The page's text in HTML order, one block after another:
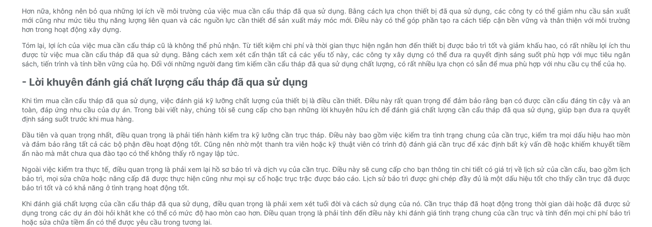
Hơn nữa, không nên bỏ qua những lợi ích về môi trường của việc mua cần cẩu tháp đã qua sử dụng. Bằng cách lựa chọn thiết bị đã qua sử dụng, các công ty có thể giảm nhu cầu sản xuất
mới cũng như mức tiêu thụ năng lượng liên quan và các nguồn lực cần thiết để sản xuất máy móc mới. Điều này có thể góp phần tạo ra cách tiếp cận bền vững và thân thiện với môi trường
hơn trong hoạt động xây dựng.
Tóm lại, lợi ích của việc mua cần cẩu tháp cũ là không thể phủ nhận. Từ tiết kiệm chi phí và thời gian thực hiện ngắn hơn đến thiết bị được bảo trì tốt và giảm khấu hao, có rất nhiều lợi ích thu
được từ việc mua cần cẩu tháp đã qua sử dụng. Bằng cách xem xét cẩn thận tất cả các yếu tố này, các công ty xây dựng có thể đưa ra quyết định sáng suốt phù hợp với mục tiêu ngân
sách, tiến trình và tính bền vững của họ. Đối với những người đang tìm kiếm cần cẩu tháp đã qua sử dụng chất lượng, có rất nhiều lựa chọn có sẵn để mua phù hợp với nhu cầu cụ thể của họ.
- Lời khuyên đánh giá chất lượng cẩu tháp đã qua sử dụng
Khi tìm mua cần cẩu tháp đã qua sử dụng, việc đánh giá kỹ lưỡng chất lượng của thiết bị là điều cần thiết. Điều này rất quan trọng để đảm bảo rằng bạn có được cần cẩu đáng tin cậy và an
toàn, đáp ứng nhu cầu của dự án. Trong bài viết này, chúng tôi sẽ cung cấp cho bạn những lời khuyên hữu ích để đánh giá chất lượng cần cẩu tháp đã qua sử dụng, giúp bạn đưa ra quyết
định sáng suốt trước khi mua hàng.
Đầu tiên và quan trọng nhất, điều quan trọng là phải tiến hành kiểm tra kỹ lưỡng cần trục tháp. Điều này bao gồm việc kiểm tra tình trạng chung của cần trục, kiểm tra mọi dấu hiệu hao mòn
và đảm bảo rằng tất cả các bộ phận đều hoạt động tốt. Cũng nên nhờ một thanh tra viên hoặc kỹ thuật viên có trình độ đánh giá cần trục để xác định bất kỳ vấn đề hoặc khiếm khuyết tiềm
ẩn nào mà mắt chưa qua đào tạo có thể không thấy rõ ngay lập tức.
Ngoài việc kiểm tra thực tế, điều quan trọng là phải xem lại hồ sơ bảo trì và dịch vụ của cần trục. Điều này sẽ cung cấp cho bạn thông tin chi tiết có giá trị về lịch sử của cần cẩu, bao gồm lịch
bảo trì, mọi sửa chữa hoặc nâng cấp đã được thực hiện cũng như mọi sự cố hoặc trục trặc được báo cáo. Lịch sử bảo trì được ghi chép đầy đủ là một dấu hiệu tốt cho thấy cần trục đã được
bảo trì tốt và có khả năng ở tình trạng hoạt động tốt.
Khi đánh giá chất lượng của cần cẩu tháp đã qua sử dụng, điều quan trọng là phải xem xét tuổi đời và cách sử dụng của nó. Cần trục tháp đã hoạt động trong thời gian dài hoặc đã được sử
dụng trong các dự án đòi hỏi khắt khe có thể có mức độ hao mòn cao hơn. Điều quan trọng là phải tính đến điều này khi đánh giá tình trạng chung của cần trục và tính đến mọi chi phí bảo trì
hoặc sửa chữa tiềm ẩn có thể được yêu cầu trong tương lai.